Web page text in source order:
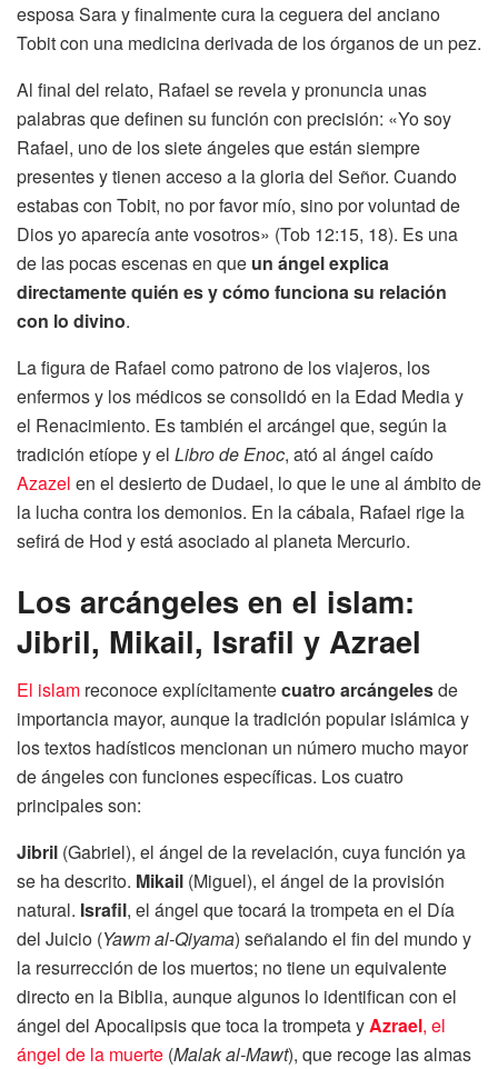
esposa Sara y finalmente cura la ceguera del anciano
Tobit con una medicina derivada de los órganos de un pez.
Al final del relato, Rafael se revela y pronuncia unas
palabras que definen su función con precisión: «Yo soy
Rafael, uno de los siete ángeles que están siempre
presentes y tienen acceso a la gloria del Señor. Cuando
estabas con Tobit, no por favor mío, sino por voluntad de
Dios yo aparecía ante vosotros» (Tob 12:15, 18). Es una
de las pocas escenas en que un ángel explica
directamente quién es y cómo funciona su relación
con lo divino.
La figura de Rafael como patrono de los viajeros, los
enfermos y los médicos se consolidó en la Edad Media y
el Renacimiento. Es también el arcángel que, según la
tradición etíope y el Libro de Enoc, ató al ángel caído
Azazel en el desierto de Dudael, lo que le une al ámbito de
la lucha contra los demonios. En la cábala, Rafael rige la
sefirá de Hod y está asociado al planeta Mercurio.
Los arcángeles en el islam:
Jibril, Mikail, Israfil y Azrael
El islam reconoce explícitamentecuatro arcángelesde
importancia mayor, aunque la tradición popular islámica y
los textos hadísticos mencionan un número mucho mayor
de ángeles con funciones específicas. Los cuatro
principales son:
Jibril (Gabriel), el ángel de la revelación, cuya función ya
se ha descrito. Mikail (Miguel), el ángel de la provisión
natural. Israfil, el ángel que tocará la trompeta en el Día
del Juicio (Yawm al-Qiyama) señalando el fin del mundo y
la resurrección de los muertos; no tiene un equivalente
directo en la Biblia, aunque algunos lo identifican con el
ángel del Apocalipsis que toca la trompeta yAzrael, el
ángel de la muerte (Malak al-Mawt), que recoge las almas